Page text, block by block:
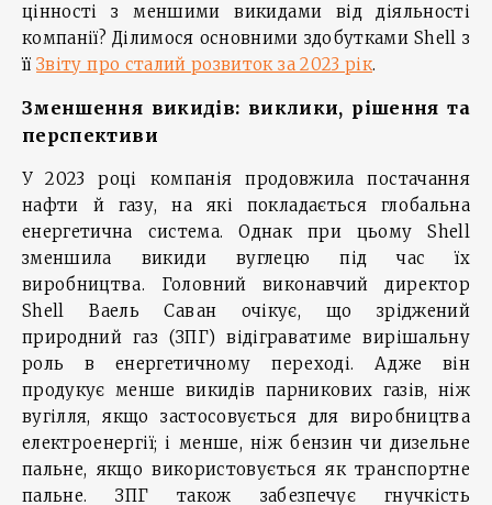
цінності з меншими викидами від діяльності
компанії? Ділимося основними здобутками Shell з
їїЗвіту про сталий розвиток за 2023 рік.
Зменшення викидів: виклики, рішення та
перспективи
У 2023 році компанія продовжила постачання
нафти й газу, на які покладається глобальна
енергетична система. Однак при цьому Shell
зменшила викиди вуглецю під час їх
виробництва. Головний виконавчий директор
Shell Ваель Саван очікує, що зріджений
природний газ (ЗПГ) відіграватиме вирішальну
роль в енергетичному переході. Адже він
продукує менше викидів парникових газів, ніж
вугілля, якщо застосовується для виробництва
електроенергії; і менше, ніж бензин чи дизельне
пальне, якщо використовується як транспортне
пальне. ЗПГ також забезпечує гнучкість